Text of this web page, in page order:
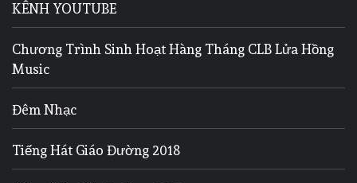
KÊNH YOUTUBE
Chương Trình Sinh Hoạt Hàng Tháng CLB Lửa Hồng
Music
Đêm Nhạc
Tiếng Hát Giáo Đường 2018